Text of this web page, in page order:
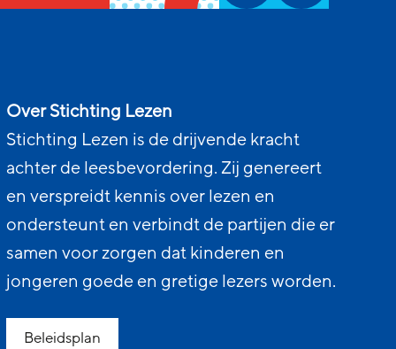
Over Stichting Lezen
Stichting Lezen is de drijvende kracht
achter de leesbevordering. Zij genereert
en verspreidt kennis over lezen en
ondersteunt en verbindt de partijen die er
samen voor zorgen dat kinderen en
jongeren goede en gretige lezers worden.
Beleidsplan